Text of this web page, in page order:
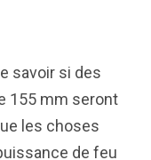
savoir si des
155 mm seront
les choses
de feu